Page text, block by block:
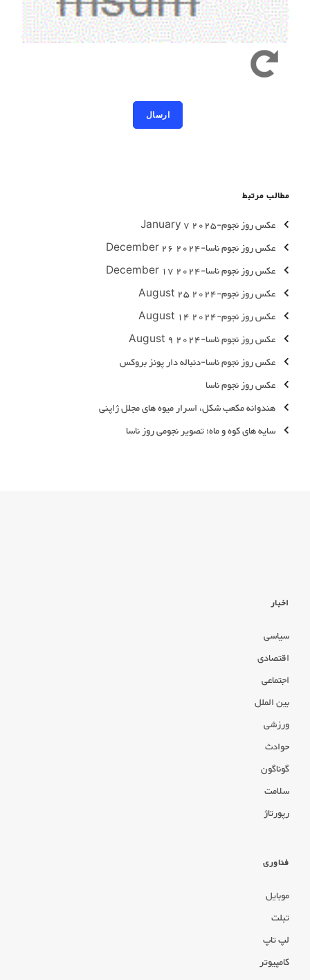
مطالب مرتبط
عکس روز نجوم-2025 January 7
عکس روز نجوم ناسا-2024 December 26
عکس روز نجوم ناسا-2024 December 17
عکس روز نجوم-2024 August 25
عکس روز نجوم-2024 August 14
عکس روز نجوم ناسا-2024 August 9
عکس روز نجوم ناسا-دنباله دار پونز بروکس
عکس روز نجوم ناسا
هندوانه مکعب شکل، اسرار میوه های مجلل ژاپنی
سایه های کوه و ماه؛ تصویر نجومی روز ناسا
اخبار
سیاسی
اقتصادی
اجتماعی
بین الملل
ورزشی
حوادث
گوناگون
سلامت
رپورتاژ
فناوری
موبایل
تبلت
لپ تاپ
کامپیوتر